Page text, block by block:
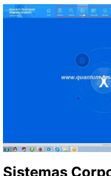
Sistemas